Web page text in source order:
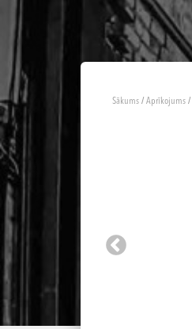
Sākums / Aprīkojums /